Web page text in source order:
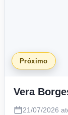
Próximo
Vera
21/07/2026